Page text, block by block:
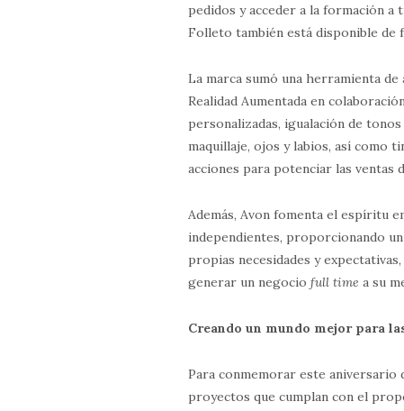
pedidos y acceder a la formación a
Folleto también está disponible
La marca sumó una herramienta
Realidad Aumentada en
personalizadas, igualación de
maquillaje, ojos y labios, así como
acciones para potenciar las ventas
Además, Avon fomenta el espíritu
independientes, proporcionando
propias necesidades y
generar un negociofull time a su
Creando un mundo mejor para
Para conmemorar este aniversario
proyectos que cumplan con el